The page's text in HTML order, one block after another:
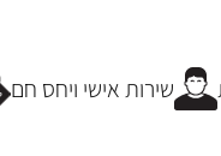
שירות אישי ויחס חם